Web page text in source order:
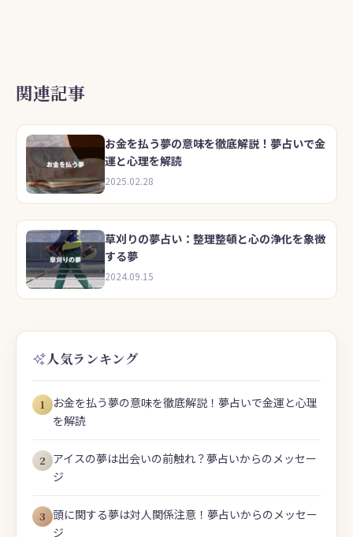
関連記事
お金を払う夢の意味を徹底解説！夢占いで金
運と心理を解読
2025.02.28
草刈りの夢占い：整理整頓と心の浄化を象徴
する夢
2024.09.15
人気ランキング
1
お金を払う夢の意味を徹底解説！夢占いで金運と心理
を解読
2 アイスの夢は出会いの前触れ？夢占いからのメッセー
ジ
3 頭に関する夢は対人関係注意！夢占いからのメッセー
ジ